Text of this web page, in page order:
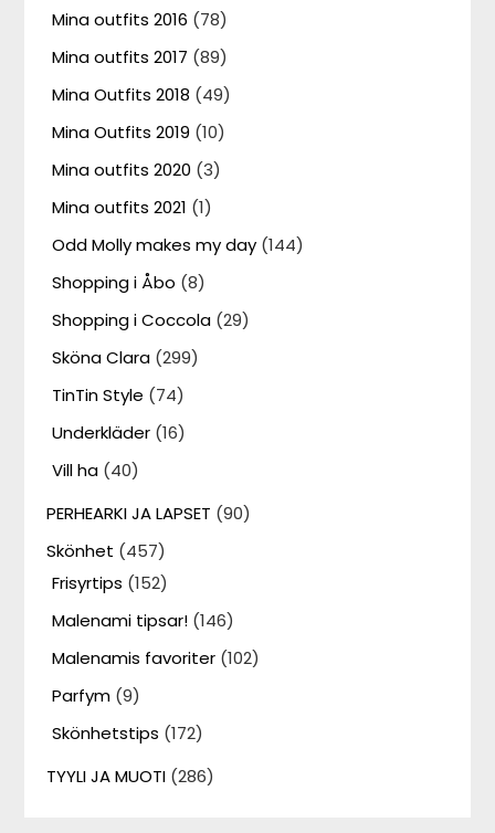
Mina outfits 2016 (78)
Mina outfits 2017 (89)
Mina Outfits 2018 (49)
Mina Outfits 2019 (10)
Mina outfits 2020 (3)
Mina outfits 2021 (1)
Odd Molly makes my day (144)
Shopping i Åbo (8)
Shopping i Coccola (29)
Sköna Clara (299)
TinTin Style (74)
Underkläder (16)
Vill ha (40)
PERHEARKI JA LAPSET (90)
Skönhet (457)
Frisyrtips (152)
Malenami tipsar! (146)
Malenamis favoriter (102)
Parfym (9)
Skönhetstips (172)
TYYLI JA MUOTI (286)